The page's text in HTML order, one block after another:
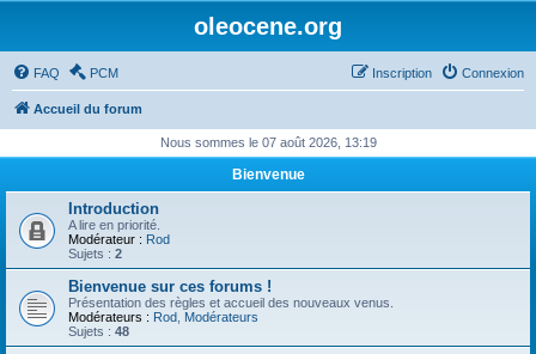
oleocene.org
FAQ PCM Connexion
Inscription
Accueil du forum
Nous sommes le 07 août 2026, 13:19
Bienvenue
Introduction
A lire en priorité.
Modérateur : Rod
Sujets : 2
Bienvenue sur ces forums !
Présentation des règles et accueil des nouveaux venus.
Modérateurs : Rod Modérateurs
Sujets : 48